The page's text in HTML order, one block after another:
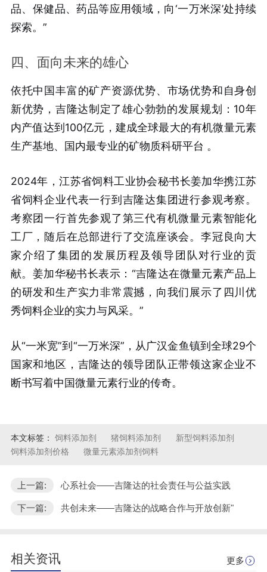
品、保健品、药品等应用领域，向‘一万米深’处持续
探索。”
四、面向未来的雄心
依托中国丰富的矿产资源优势、市场优势和自身创
新优势，吉隆达制定了雄心勃勃的发展规划：10年
内产值达到100亿元，建成全球最大的有机微量元素
生产基地、国内最专业的矿物质科研平台 。
2024年，江苏省饲料工业协会秘书长姜加华携江苏
省饲料企业代表一行到吉隆达集团进行参观考察。
考察团一行首先参观了第三代有机微量元素智能化
工厂，随后在总部进行了交流座谈会。李冠良向大
家介绍了集团的发展历程及领导团队对行业的贡
献。姜加华秘书长表示：“吉隆达在微量元素产品上
的研发和生产实力非常震撼，向我们展示了四川优
秀饲料企业的实力与风采。”
从“一米宽”到“一万米深”，从广汉金鱼镇到全球29个
国家和地区，吉隆达的领导团队正带领这家企业不
断书写着中国微量元素行业的传奇。
本文标签： 饲料添加剂 猪饲料添加剂
新型饲料添加剂
饲料添加剂价格
微量元素添加剂饲料
上一篇: 心系社会——吉隆达的社会责任与公益实践
下一篇: 共创未来——吉隆达的战略合作与开放创新"
相关资讯 更多